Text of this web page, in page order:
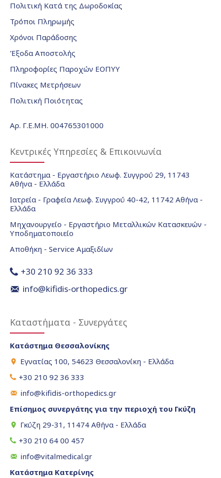
Πολιτική Κατά της Δωροδοκίας
Τρόποι Πληρωμής
Χρόνοι Παράδοσης
Έξοδα Αποστολής
Πληροφορίες Παροχών ΕΟΠΥΥ
Πίνακες Μετρήσεων
Πολιτική Ποιότητας
Αρ. Γ.Ε.ΜΗ. 004765301000
Κεντρικές Υπηρεσίες & Επικοινωνία
Κατάστημα - Εργαστήριο Λεωφ. Συγγρού 29, 11743
Αθήνα - Ελλάδα
Ιατρεία - Γραφεία Λεωφ. Συγγρού 40-42, 11742 Αθήνα -
Ελλάδα
Μηχανουργείο - Εργαστήριο Μεταλλικών Κατασκευών -
Υποδηματοποιείο
Αποθήκη - Service Αμαξιδίων
+30 210 92 36 333
info@kifidis-orthopedics.gr
Καταστήματα - Συνεργάτες
Κατάστημα Θεσσαλονίκης
Εγνατίας 100, 54623 Θεσσαλονίκη - Ελλάδα
+30 210 92 36 333
info@kifidis-orthopedics.gr
Επίσημος συνεργάτης για την περιοχή του Γκύζη
Γκύζη 29-31, 11474 Αθήνα - Ελλάδα
+30 210 64 00 457
info@vitalmedical.gr
Κατάστημα Κατερίνης